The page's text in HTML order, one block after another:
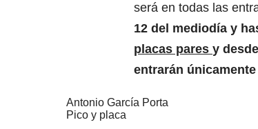
será en todas las
12 del mediodía y
placas pares y
entrarán
Antonio García Porta
Pico y placa